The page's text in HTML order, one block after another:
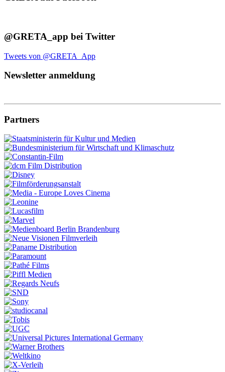
@GRETA_app bei Twitter
Tweets von @GRETA_App
Newsletter anmeldung
Partners